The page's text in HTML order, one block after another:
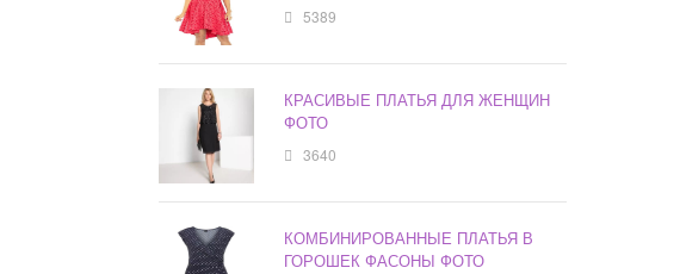
5389
КРАСИВЫЕ ПЛАТЬЯ ДЛЯ ЖЕНЩИН
ФОТО
3640
КОМБИНИРОВАННЫЕ ПЛАТЬЯ В
ГОРОШЕК ФАСОНЫ ФОТО